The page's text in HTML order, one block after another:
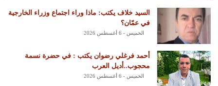
السيد خلاف يكتب: ماذا وراء اجتماع وزراء الخارجية
في عمّان؟
الخميس - 6 أغسطس 2026
أحمد فرغلي رضوان يكتب : في حضرة نسمة
محجوب..أديل العرب
الخميس - 6 أغسطس 2026